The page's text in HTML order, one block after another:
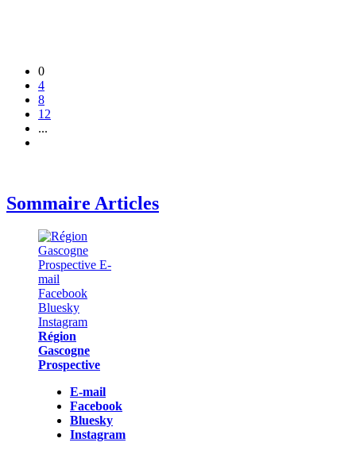
0
4
8
12
...
Sommaire Articles
Région
Gascogne
Prospective
E-mail
Facebook
Bluesky
Instagram